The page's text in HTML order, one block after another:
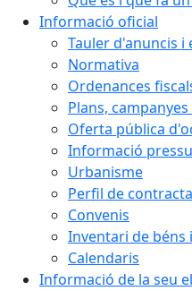
Informació oficial
Tauler d'anuncis i
Normativa
Ordenances
Plans,
Oferta pública
Informació
Urbanisme
Perfil de
Convenis
Inventari de béns
Calendaris
Informació de la seu